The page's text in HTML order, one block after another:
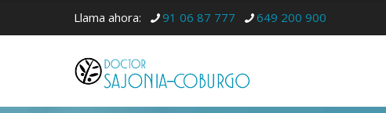
Llama ahora: 91 06 87 777 649 200 900